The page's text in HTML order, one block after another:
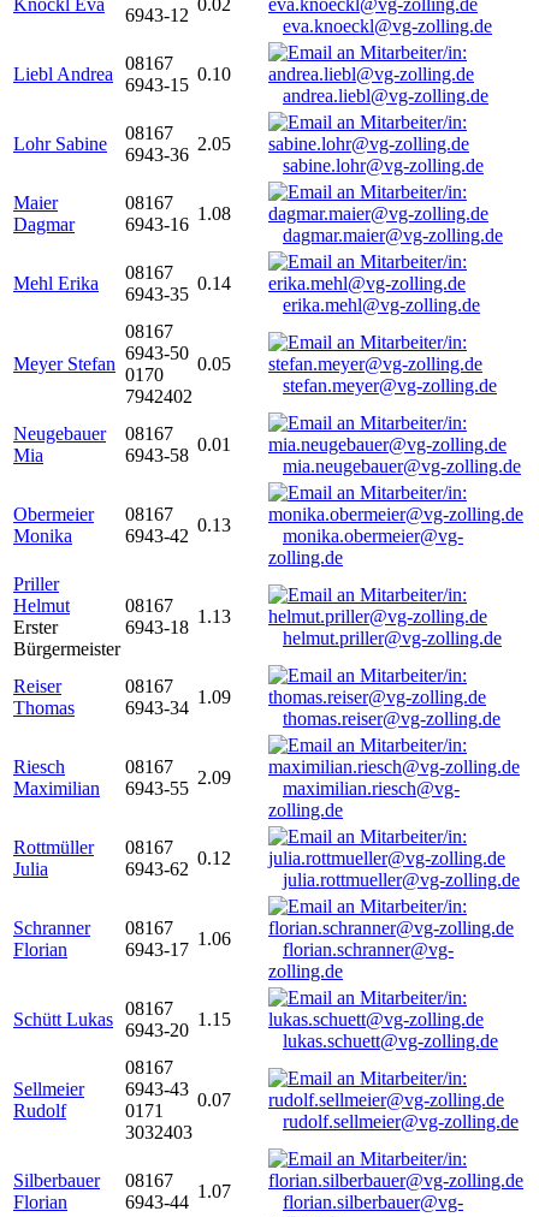
Knöckl Eva
6943-12
0.02
eva.knoeckl@vg-zolling.de
Liebl Andrea
08167
6943-15
0.10
andrea.liebl@vg-zolling.de
Lohr Sabine
08167
6943-36
2.05
sabine.lohr@vg-zolling.de
Maier
Dagmar
08167
6943-16
1.08
dagmar.maier@vg-zolling.de
Mehl Erika
08167
6943-35
0.14
erika.mehl@vg-zolling.de
Meyer Stefan
08167
6943-50
0170
7942402
0.05
stefan.meyer@vg-zolling.de
Neugebauer
Mia
08167
6943-58
0.01
mia.neugebauer@vg-zolling.de
Obermeier
Monika
08167
6943-42
0.13
monika.obermeier@vg-
zolling.de
Priller
Helmut
Erster
Bürgermeister
08167
6943-18
1.13
helmut.priller@vg-zolling.de
Reiser
Thomas
08167
6943-34
1.09
thomas.reiser@vg-zolling.de
Riesch
Maximilian
08167
6943-55
2.09
maximilian.riesch@vg-
zolling.de
Rottmüller
Julia
08167
6943-62
0.12
julia.rottmueller@vg-zolling.de
Schranner
Florian
08167
6943-17
1.06
florian.schranner@vg-
zolling.de
Schütt Lukas
08167
6943-20
1.15
lukas.schuett@vg-zolling.de
Sellmeier
Rudolf
08167
6943-43
0171
3032403
0.07
rudolf.sellmeier@vg-zolling.de
Silberbauer
Florian
08167
6943-44
1.07
florian.silberbauer@vg-